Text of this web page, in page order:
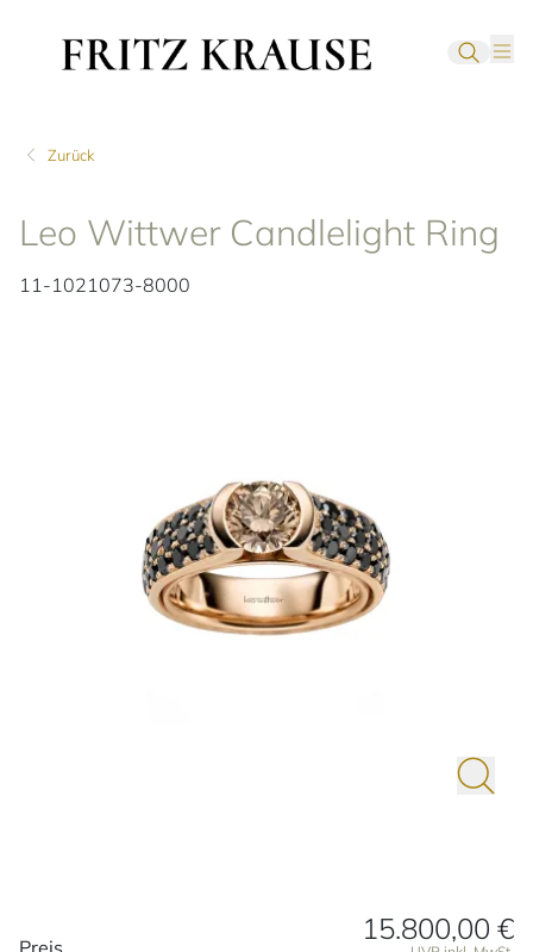
Zurück
Leo Wittwer Candlelight Ring
11-1021073-8000
Preisinformationen 15.800,00 €